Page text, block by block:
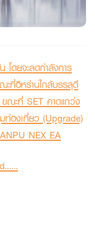
ดยจะลดกำลังการ
ที่อิหร่านใกล้บรรลุดี
ณะที่ SET คาดแกว่ง
ท่องเที่ยว (Upgrade)
NEX EA